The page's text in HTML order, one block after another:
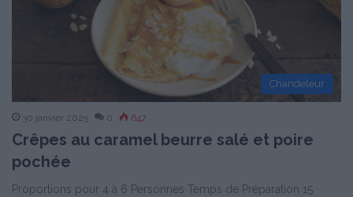
Chandeleur
30 janvier 2025 0 647
Crêpes au caramel beurre salé et poire
pochée
Proportions pour 4 à 6 Personnes Temps de Préparation 15